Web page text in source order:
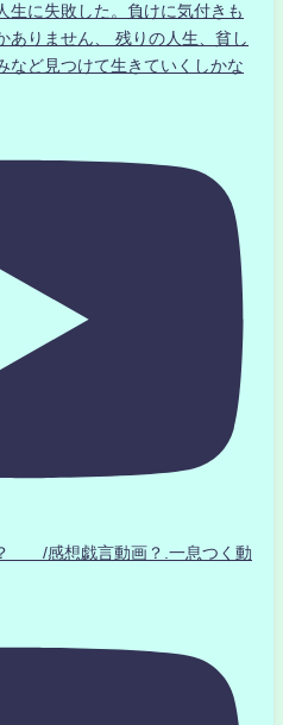
生に失敗した。負けに気付きも
りません、 残りの人生、貧し
など見つけて生きていくしかな
/感想戯言動画？.一息つく動